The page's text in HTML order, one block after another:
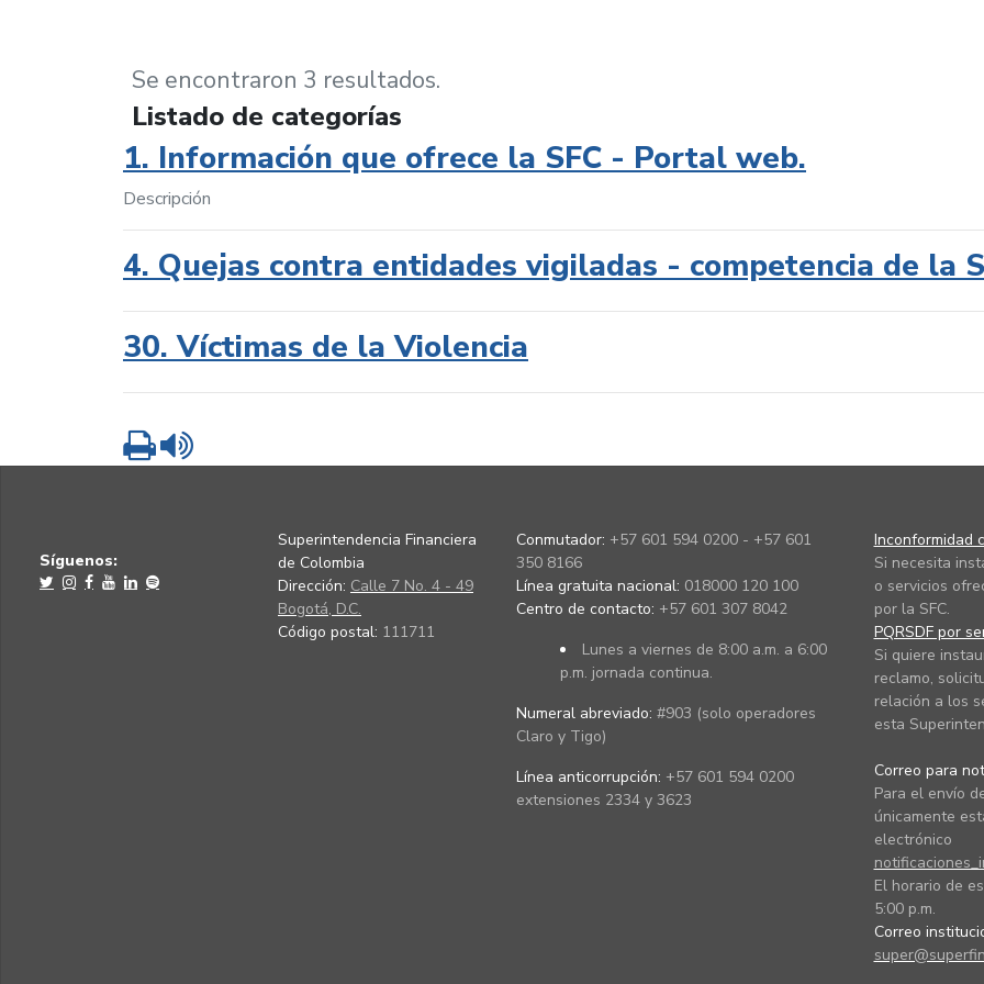
Se encontraron 3 resultados.
Listado de categorías
1. Información que ofrece la SFC - Portal web.
Descripción
4. Quejas contra entidades vigiladas - competencia de la
30. Víctimas de la Violencia
Imprimir
Síguenos:
Superintendencia Financiera
de Colombia
Dirección: Calle 7 No. 4 - 49
Bogotá, D.C.
Código postal: 111711
Conmutador: +57 601 594 0200 - +57 601
350 8166
Línea gratuita nacional: 018000 120 100
Centro de contacto: +57 601 307 8042
Lunes a viernes de 8:00 a.m. a 6:00
p.m. jornada continua.
Numeral abreviado: #903 (solo operadores
Claro y Tigo)
Línea anticorrupción: +57 601 594 0200
extensiones 2334 y 3623
Inconformidad
Si necesita
o servicios
por la SFC.
PQRSDF por
Si quiere
reclamo,
relación a los
esta
Correo para
Para el envío
únicamente
electrónico
El horario de
5:00 p.m.
Correo